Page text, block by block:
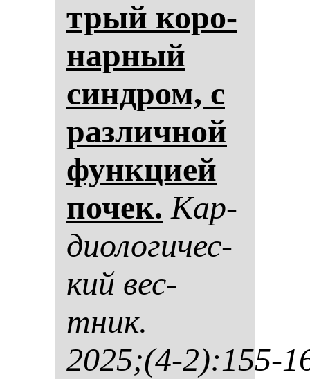
трый ко­ро­
нар­ный
син­дром, с
раз­лич­ной
фун­кци­ей
по­чек. Кар­
ди­оло­ги­чес­
кий вес­
тник.
2025;(4-2):155-